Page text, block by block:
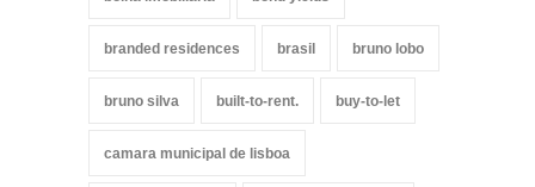
branded residences brasil bruno lobo
bruno silva built-to-rent. buy-to-let
camara municipal de lisboa